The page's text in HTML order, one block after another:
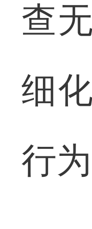
查
细
行为